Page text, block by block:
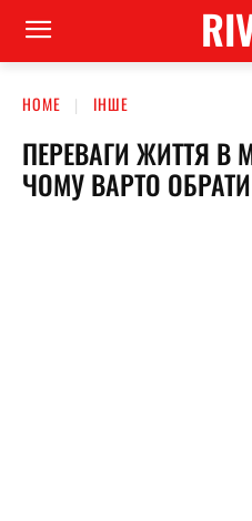
HOME ІНШЕ
ПЕРЕВАГИ ЖИТТЯ В
ЧОМУ ВАРТО